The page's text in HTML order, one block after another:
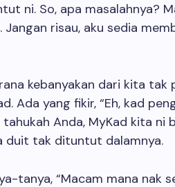
ni. So, apa masalahnya?
risau, aku sedia
kebanyakan dari kita tak
Ada yang fikir, “Eh, kad
Anda, MyKad kita ni
duit tak dituntut dalamnya.
tanya, “Macam mana nak